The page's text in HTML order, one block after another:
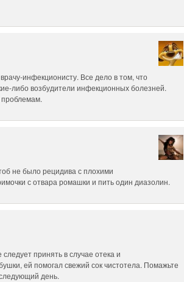
инфекционисту. Все дело в том, что
либо возбудители инфекционных болезней.
не было рецидива с плохими
с отвара ромашки и пить один диазолин.
принять в случае отека и
ей помогал свежий сок чистотела. Помажьте
день.